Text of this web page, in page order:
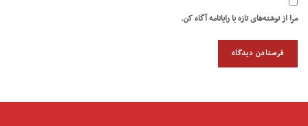
مرا از نوشته‌های تازه با رایانامه آگاه کن.